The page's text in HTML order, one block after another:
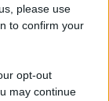
please use
to confirm your
opt-out
may continue